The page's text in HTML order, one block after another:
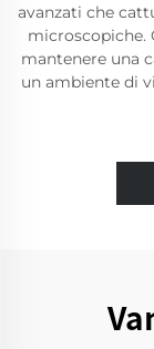
avanzati che
microscopiche.
mantenere una
un ambiente di